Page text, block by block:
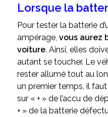
Lorsque la
Pour tester la batterie
ampérage, vous aurez
voiture. Ainsi, elles
autant se toucher. Le
rester allumé tout au
un premier temps, il
sur « + » de l’accu de
+ » de la batterie